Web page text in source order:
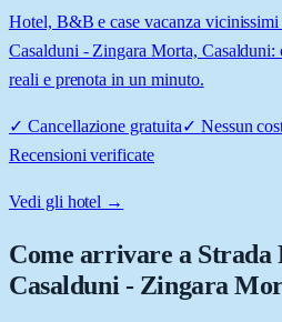
Hotel, B&B e case vacanza
Casalduni - Zingara Morta, Casalduni:
reali e prenota in un minuto.
✓ Cancellazione gratuita✓ Nessun
Recensioni verificate
Vedi gli hotel →
Come arrivare a Strada
Casalduni - Zingara